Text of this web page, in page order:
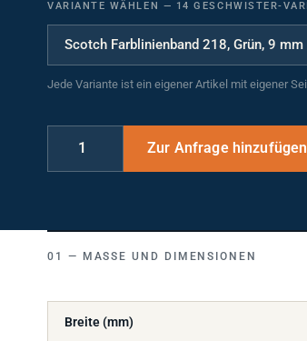
Jede Variante ist ein eigener Artikel mit eigener
MASSE UND DIMENSIONEN
Breite (mm)